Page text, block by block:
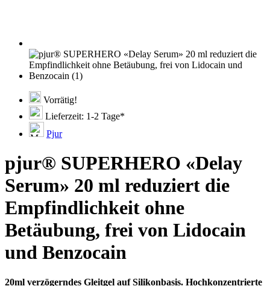
Vorrätig!
Lieferzeit: 1-2 Tage*
Pjur
pjur® SUPERHERO «Delay
Serum» 20 ml reduziert die
Empfindlichkeit ohne
Betäubung, frei von Lidocain
und Benzocain
20ml verzögerndes Gleitgel auf Silikonbasis. Hochkonzentrierte